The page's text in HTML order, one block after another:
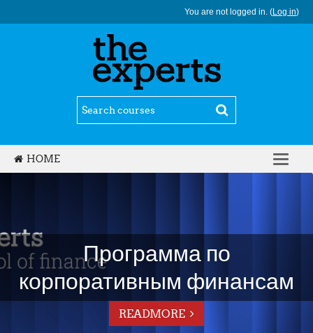
You are not logged in. (Log in)
HOME
Программа по
корпоративным финансам
READMORE